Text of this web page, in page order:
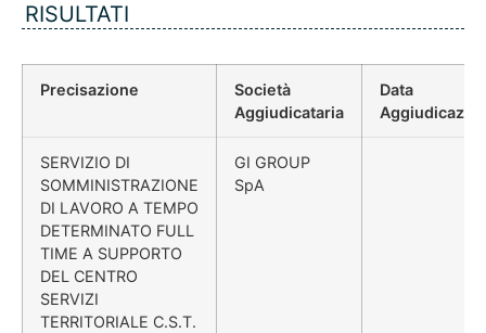
RISULTATI
Precisazione
Società
Aggiudicataria
Data
SERVIZIO DI
SOMMINISTRAZIONE
DI LAVORO A TEMPO
DETERMINATO FULL
TIME A SUPPORTO
DEL CENTRO
SERVIZI
TERRITORIALE C.S.T.
GI GROUP
SpA